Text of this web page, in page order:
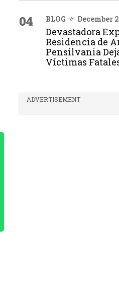
04 BLOG December
Devastadora
Residencia de
Pensilvania
Víctimas
ADVERTISEMENT